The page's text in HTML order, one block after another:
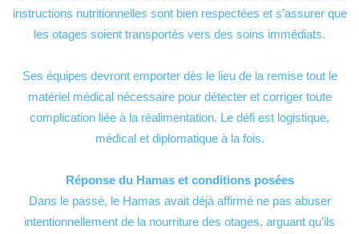
instructions nutritionnelles sont bien respectées et s’assurer que
les otages soient transportés vers des soins immédiats.
Ses équipes devront emporter dès le lieu de la remise tout le
matériel médical nécessaire pour détecter et corriger toute
complication liée à la réalimentation. Le défi est logistique,
médical et diplomatique à la fois.
Réponse du Hamas et conditions posées
Dans le passé, le Hamas avait déjà affirmé ne pas abuser
intentionnellement de la nourriture des otages, arguant qu’ils